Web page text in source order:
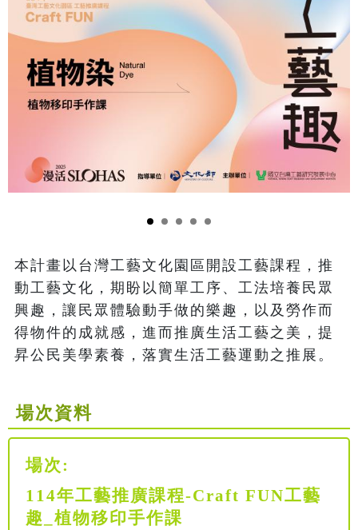
本計畫以台灣工藝文化園區開設工藝課程，推
動工藝文化，期盼以簡單工序、工法培養民眾
興趣，讓民眾體驗動手做的樂趣，以及勞作而
得物件的成就感，進而推廣生活工藝之美，提
昇公民美學素養，落實生活工藝運動之推展。
場次資料
場次:
114年工藝推廣課程-Craft FUN工藝
趣_植物移印手作課